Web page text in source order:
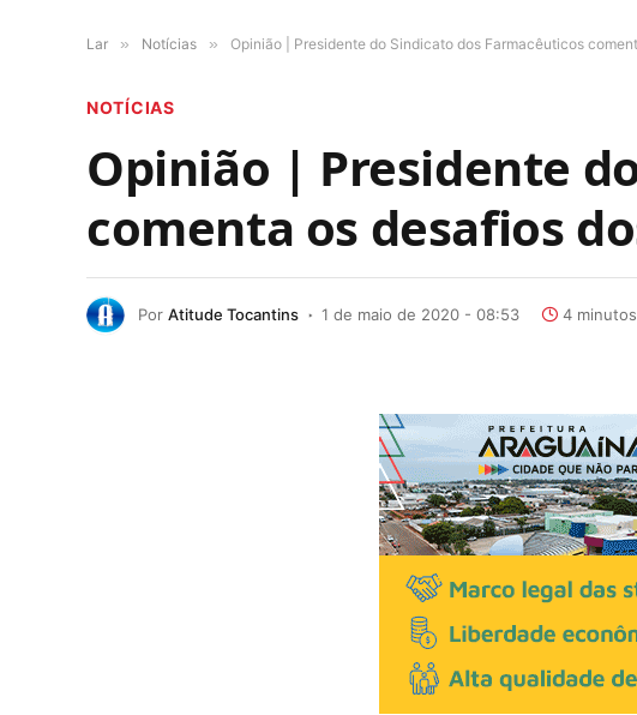
Lar » Notícias » Opinião | Presidente do Sindicato dos Farmacêuticos
NOTÍCIAS
Opinião | Presidente
comenta os desafios
Por Atitude Tocantins 1 de maio de 2020 - 08:53 4